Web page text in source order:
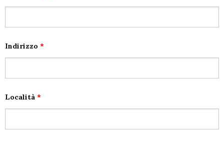
Indirizzo *
Località *